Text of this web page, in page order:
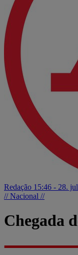
Redação 15:46 - 28.
// Nacional //
Chegada